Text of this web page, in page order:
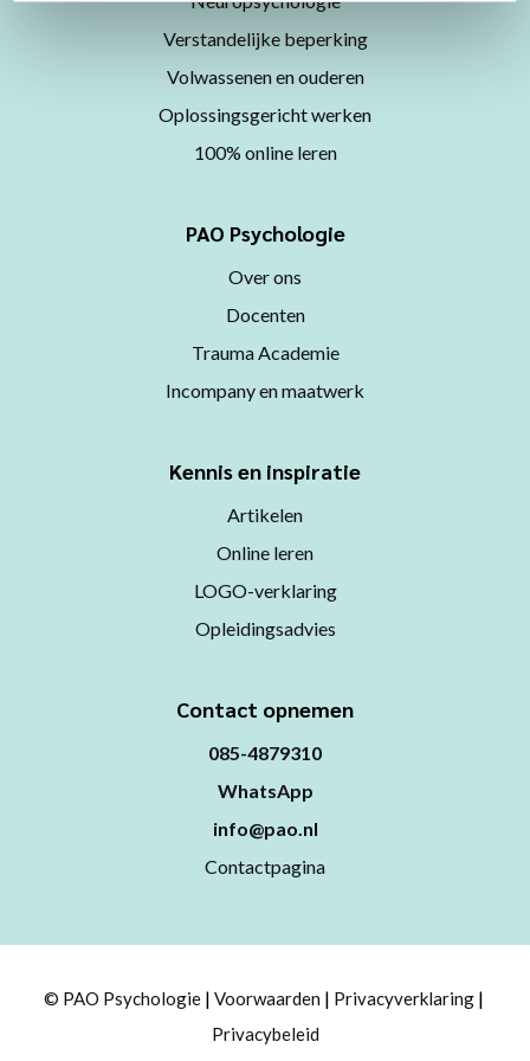
Verstandelijke beperking
Volwassenen en ouderen
Oplossingsgericht werken
100% online leren
PAO Psychologie
Over ons
Docenten
Trauma Academie
Incompany en maatwerk
Kennis en inspiratie
Artikelen
Online leren
LOGO-verklaring
Opleidingsadvies
Contact opnemen
085-4879310
WhatsApp
info@pao.nl
Contactpagina
© PAO Psychologie Voorwaarden
Privacyverklaring
Privacybeleid